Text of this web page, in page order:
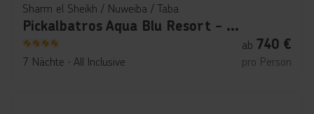
Sharm el Sheikh / Nuweiba / Taba
Pickalbatros Aqua Blu Resort - Sharm El Sheikh
4
7 Nächte ∙ All Inclusive
ab 740 €
pro Person